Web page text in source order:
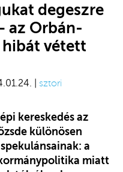
degeszre
az Orbán-
vétett
| sztori
kereskedés az
különösen
a
miatt